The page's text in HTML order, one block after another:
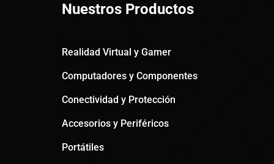
Nuestros Productos
Realidad Virtual y Gamer
Computadores y Componentes
Conectividad y Protección
Accesorios y Periféricos
Portátiles